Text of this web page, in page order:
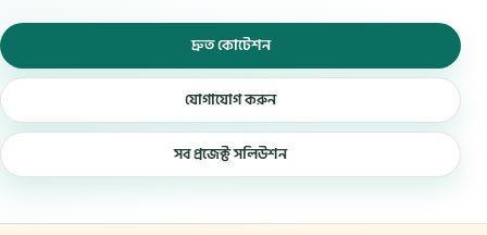
দ্রুত কোটেশন
যোগাযোগ করুন
সব প্রজেক্ট সলিউশন